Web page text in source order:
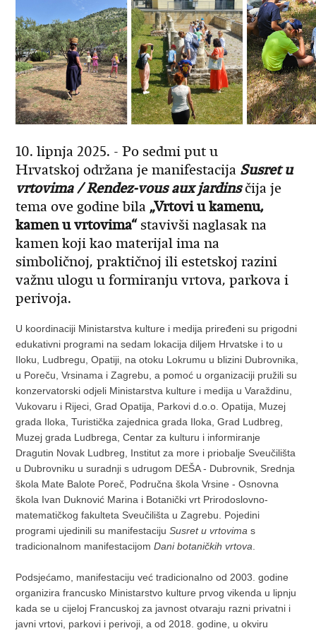
10. lipnja 2025. - Po sedmi put u
Hrvatskoj održana je manifestacija Susret u
vrtovima / Rendez-vous aux jardinsčija je
tema ove godine bila „Vrtovi u kamenu,
kamen u vrtovima“ stavivši naglasak na
kamen koji kao materijal ima na
simboličnoj, praktičnoj ili estetskoj razini
važnu ulogu u formiranju vrtova, parkova i
perivoja.
U koordinaciji Ministarstva kulture i medija priređeni su prigodni
edukativni programi na sedam lokacija diljem Hrvatske i to u
Iloku, Ludbregu, Opatiji, na otoku Lokrumu u blizini Dubrovnika,
u Poreču, Vrsinama i Zagrebu, a pomoć u organizaciji pružili su
konzervatorski odjeli Ministarstva kulture i medija u Varaždinu,
Vukovaru i Rijeci, Grad Opatija, Parkovi d.o.o. Opatija, Muzej
grada Iloka, Turistička zajednica grada Iloka, Grad Ludbreg,
Muzej grada Ludbrega, Centar za kulturu i informiranje
Dragutin Novak Ludbreg, Institut za more i priobalje Sveučilišta
u Dubrovniku u suradnji s udrugom DEŠA - Dubrovnik, Srednja
škola Mate Balote Poreč, Područna škola Vrsine - Osnovna
škola Ivan Duknović Marina i Botanički vrt Prirodoslovno-
matematičkog fakulteta Sveučilišta u Zagrebu. Pojedini
programi ujedinili su manifestacijuSusret u vrtovimas
tradicionalnom manifestacijomDani botaničkih vrtova
Podsjećamo, manifestaciju već tradicionalno od 2003. godine
organizira francusko Ministarstvo kulture prvog vikenda u lipnju
kada se u cijeloj Francuskoj za javnost otvaraju razni privatni i
javni vrtovi, parkovi i perivoji, a od 2018. godine, u okviru